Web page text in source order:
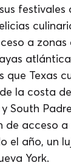
festivales
a zonas
que Texas
la costa
South
de acceso a
el año, un
York.